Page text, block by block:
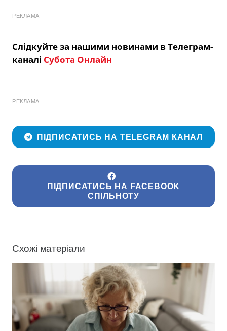
РЕКЛАМА
Слідкуйте за нашими новинами в Телеграм-
каналі Субота Онлайн
РЕКЛАМА
ПІДПИСАТИСЬ НА TELEGRAM КАНАЛ
ПІДПИСАТИСЬ НА FACEBOOK
СПІЛЬНОТУ
Схожі матеріали